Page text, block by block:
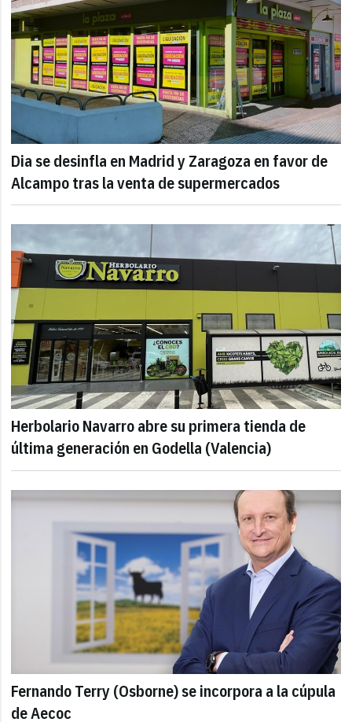
Dia se desinfla en Madrid y Zaragoza en favor de
Alcampo tras la venta de supermercados
Herbolario Navarro abre su primera tienda de
última generación en Godella (Valencia)
Fernando Terry (Osborne) se incorpora a la cúpula
de Aecoc